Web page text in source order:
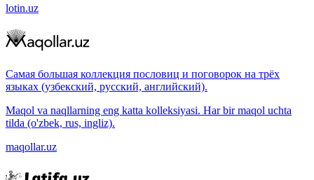
lotin.uz
Самая большая коллекция пословиц и поговорок на трёх
языках (узбекский, русский, английский).
Maqol va naqllarning eng katta kolleksiyasi. Har bir maqol uchta
tilda (o'zbek, rus, ingliz).
maqollar.uz